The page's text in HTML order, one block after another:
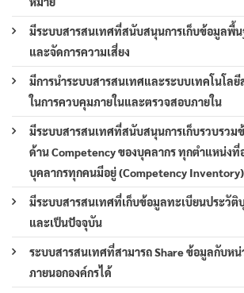
มีระบบสารสนเทศที่สนับสนุนการเก็บข้อมูลพื้น
และจัดการความเสี่ยง
มีการนำระบบสารสนเทศและระบบเทคโนโลยี
ในการควบคุมภายในและตรวจสอบภายใน
มีระบบสารสนเทศที่สนับสนุนการเก็บรวบรวม
ด้าน Competency ของบุคลากร ทุกตำแหน่งที่
บุคลากรทุกคนมีอยู่ (Competency Inventory)
มีระบบสารสนเทศที่เก็บข้อมูลทะเบียนประวัติ
และเป็นปัจจุบัน
ระบบสารสนเทศที่สามารถ Share ข้อมูลกับหน่
ภายนอกองค์กรได้